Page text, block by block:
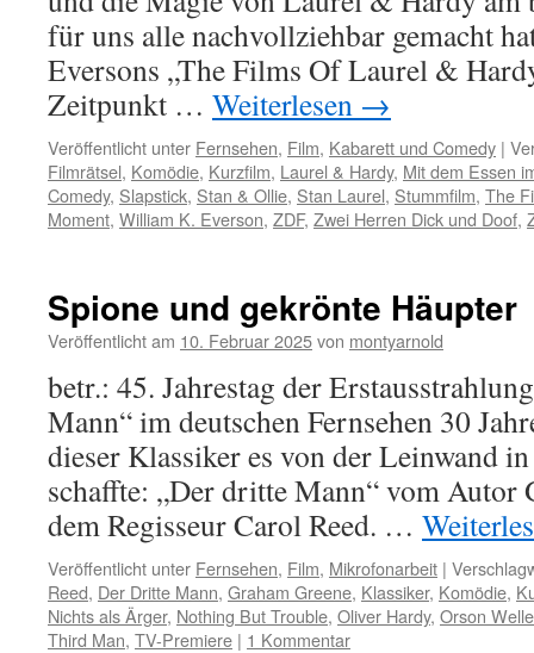
für uns alle nachvollziehbar gemacht
Eversons „The Films Of Laurel &
Zeitpunkt … Weiterlesen →
Veröffentlicht unter Fernsehen, Film, Kabarett und Comedy |
Filmrätsel, Komödie, Kurzfilm, Laurel & Hardy, Mit dem Essen
Comedy, Slapstick, Stan & Ollie, Stan Laurel, Stummfilm, The
Moment, William K. Everson, ZDF, Zwei Herren Dick und Doof,
Spione und gekrönte Häupter
Veröffentlicht am 10. Februar 2025von montyarnold
betr.: 45. Jahrestag der
Mann“ im deutschen Fernsehen 30
dieser Klassiker es von der Leinwand
schaffte: „Der dritte Mann“ vom Autor
dem Regisseur Carol Reed. …
Veröffentlicht unter Fernsehen, Film, Mikrofonarbeit |
Reed, Der Dritte Mann, Graham Greene, Klassiker, Komödie,
Nichts als Ärger, Nothing But Trouble, Oliver Hardy, Orson
Third Man, TV-Premiere | 1 Kommentar